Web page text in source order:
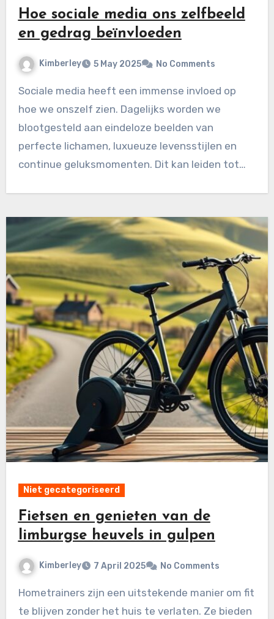
Hoe sociale media ons zelfbeeld
en gedrag beïnvloeden
Kimberley 5 May 2025 No Comments
Sociale media heeft een immense invloed op
hoe we onszelf zien. Dagelijks worden we
blootgesteld aan eindeloze beelden van
perfecte lichamen, luxueuze levensstijlen en
continue geluksmomenten. Dit kan leiden tot…
Niet gecategoriseerd
Fietsen en genieten van de
limburgse heuvels in gulpen
Kimberley 7 April 2025 No Comments
Hometrainers zijn een uitstekende manier om fit
te blijven zonder het huis te verlaten. Ze bieden